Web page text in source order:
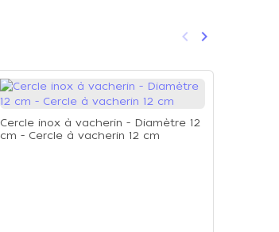
Précédent
keyboard_arrow_left Suivant
keyboard_arrow_right
Cercle inox à vacherin - Diamètre 12
cm - Cercle à vacherin 12 cm